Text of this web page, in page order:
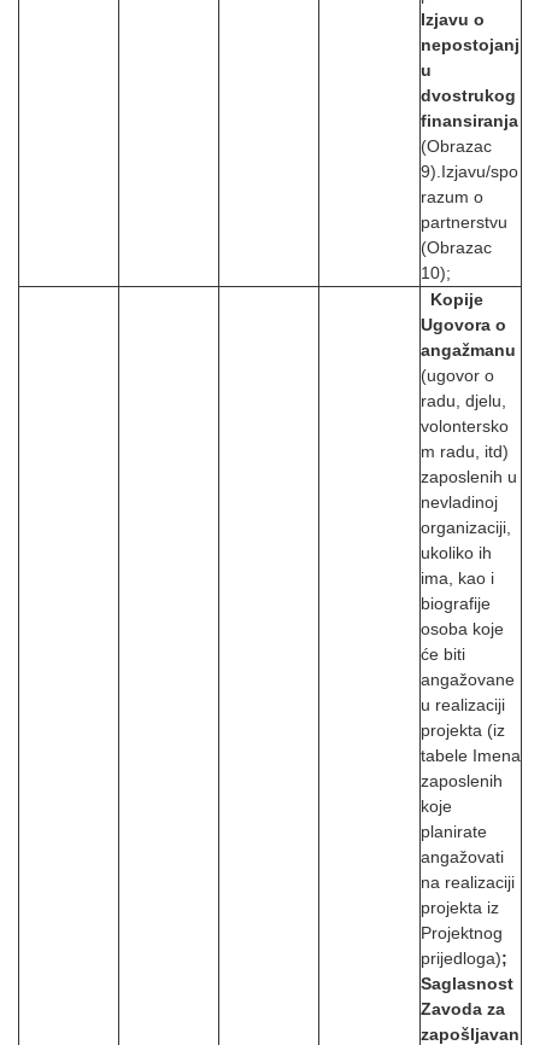
Izjavu o
nepostojanj
u
dvostrukog
finansiranja
(Obrazac
9).Izjavu/spo
razum o
partnerstvu
(Obrazac
10);
Kopije
Ugovora o
angažmanu
(ugovor o
radu, djelu,
volontersko
m radu, itd)
zaposlenih u
nevladinoj
organizaciji,
ukoliko ih
ima, kao i
biografije
osoba koje
će biti
angažovane
u realizaciji
projekta (iz
tabele Imena
zaposlenih
koje
planirate
angažovati
na realizaciji
projekta iz
Projektnog
prijedloga);
Saglasnost
Zavoda za
zapošljavan